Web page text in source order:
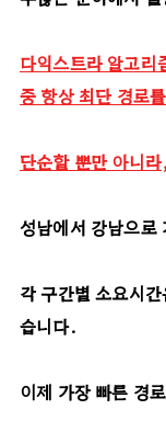
다익스트라 알고리
중 항상 최단 경로
단순할 뿐만 아니
성남에서 강남으로
각 구간별 소요시
습니다.
이제 가장 빠른 경